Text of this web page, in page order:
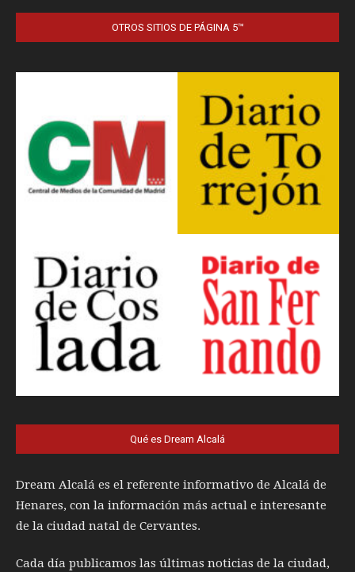
OTROS SITIOS DE PÁGINA 5™
Qué es Dream Alcalá
Dream Alcalá es el referente informativo de Alcalá de
Henares, con la información más actual e interesante
de la ciudad natal de Cervantes.
Cada día publicamos las últimas noticias de la ciudad,